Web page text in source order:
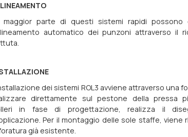
maggior parte di questi sistemi rapidi possono
automatico dei punzoni attraverso il
dei sistemi ROL3 avviene attraverso una
direttamente sul pestone della pressa
in fase di progettazione, realizza il
Per il montaggio delle sole staffe, viene
già esistente.